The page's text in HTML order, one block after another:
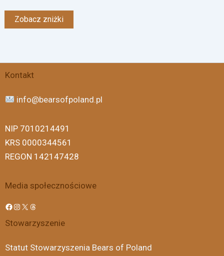
Zobacz zniżki
Kontakt
info@bearsofpoland.pl
NIP 7010214491
KRS 0000344561
REGON 142147428
Media społecznościowe
Stowarzyszenie
Statut Stowarzyszenia Bears of Poland